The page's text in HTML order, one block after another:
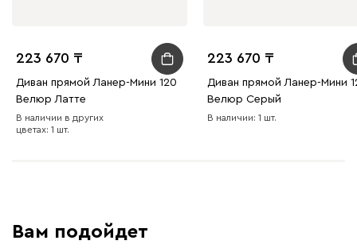
223 670
Диван прямой Ланер-Мини 120
Велюр Латте
В наличии в других
цветах: 1 шт.
223 670
Диван прямой Ланер-Мини
Велюр Серый
В наличии: 1 шт.
Вам подойдет